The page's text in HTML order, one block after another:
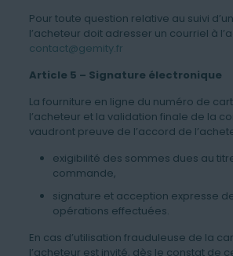
Pour toute question relative au suivi
l’acheteur doit adresser un courriel à
contact@gemity.fr
Article 5 – Signature électronique
La fourniture en ligne du numéro de
l’acheteur et la validation finale de la
vaudront preuve de l’accord de
exigibilité des sommes dues au
commande,
signature et acception expresse
opérations effectuées.
En cas d’utilisation frauduleuse de la
l’acheteur est invité, dès le constat de